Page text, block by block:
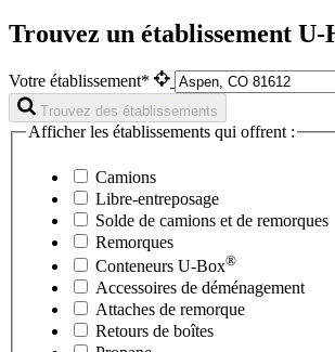
Trouvez un établissement U-
Votre établissement*
Trouvez des établissements
Afficher les établissements qui offrent :
Camions
Libre-entreposage
Solde de camions et de remorques
Remorques
Conteneurs U-Box®
Accessoires de déménagement
Attaches de remorque
Retours de boîtes